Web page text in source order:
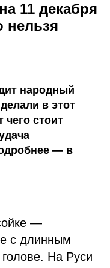
11 декабря
нельзя
народный
в этот
стоит
— в
—
с длинным
На Руси